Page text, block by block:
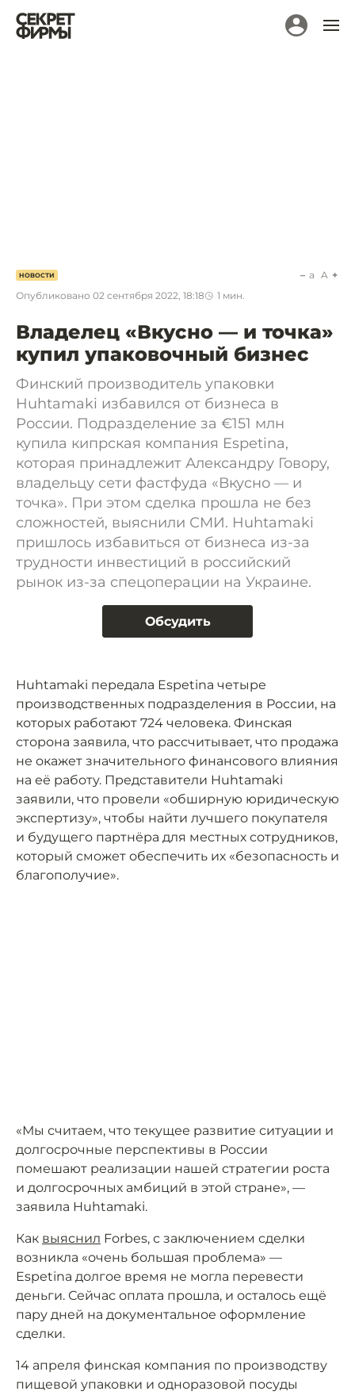
НОВОСТИ
Опубликовано 02 сентября 2022, 18:18 1 мин.
a A
Владелец «Вкусно — и точка»
купил упаковочный бизнес
Финский производитель упаковки
Huhtamaki избавился от бизнеса в
России. Подразделение за €151 млн
купила кипрская компания Espetina,
которая принадлежит Александру Говору,
владельцу сети фастфуда «Вкусно — и
точка». При этом сделка прошла не без
сложностей, выяснили СМИ. Huhtamaki
пришлось избавиться от бизнеса из-за
трудности инвестиций в российский
рынок из-за спецоперации на Украине.
Обсудить
Huhtamaki передала Espetina четыре
производственных подразделения в России, на
которых работают 724 человека. Финская
сторона заявила, что рассчитывает, что продажа
не окажет значительного финансового влияния
на её работу. Представители Huhtamaki
заявили, что провели «обширную юридическую
экспертизу», чтобы найти лучшего покупателя
и будущего партнёра для местных сотрудников,
который сможет обеспечить их «безопасность и
благополучие».
«Мы считаем, что текущее развитие ситуации и
долгосрочные перспективы в России
помешают реализации нашей стратегии роста
и долгосрочных амбиций в этой стране», —
заявила Huhtamaki.
Как выяснил Forbes, с заключением сделки
возникла «очень большая проблема» —
Espetina долгое время не могла перевести
деньги. Сейчас оплата прошла, и осталось ещё
пару дней на документальное оформление
сделки.
14 апреля финская компания по производству
пищевой упаковки и одноразовой посуды